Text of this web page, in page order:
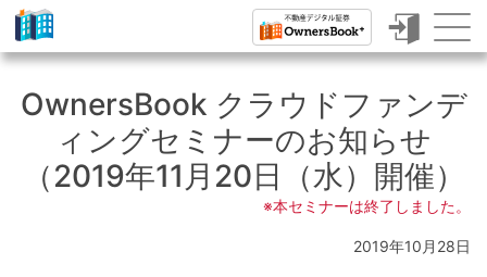
ク
ラ
ド
フ
OwnersBook クラウドファンデ
ィングセミナーのお知らせ
（2019年11月20日（水）開催）
※本セミナーは終了しました。
2019年10月28日